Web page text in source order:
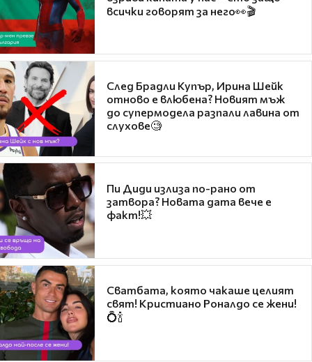
всички говорят за него👀🎬
След Брадли Купър, Ирина Шейк
отново е влюбена? Новият мъж
до супермодела разпали лавина от
слухове🧐
Пи Диди излиза по-рано от
затвора? Новата дата вече е
факт!💥
Сватбата, която чакаше целият
свят! Кристиано Роналдо се жени!
💍🍾